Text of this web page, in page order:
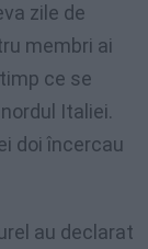
zile de
membri ai
ce se
Italiei.
doi încercau
au declarat